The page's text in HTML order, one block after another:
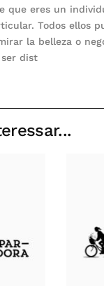
que eres un
Todos ellos
la belleza o
dist